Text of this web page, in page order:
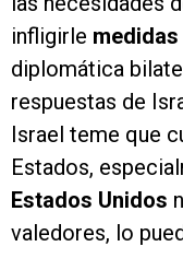
infligirle
diplomática
respuestas de
Israel teme que
Estados,
Estados Unidos
valedores, lo